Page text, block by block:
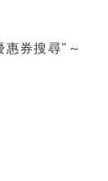
券搜尋"～